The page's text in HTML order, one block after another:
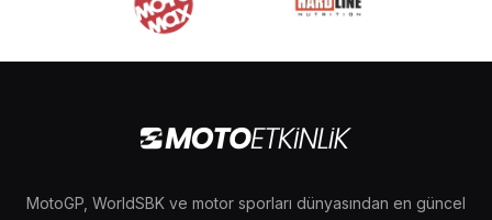
MotoGP, WorldSBK ve motor sporları dünyasından en güncel